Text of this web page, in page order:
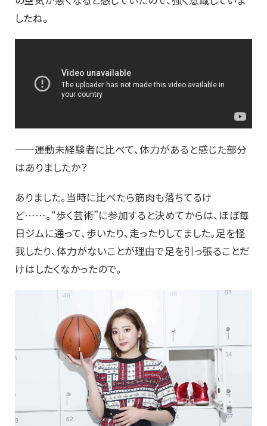
したね。
——運動未経験者に比べて、体力があると感じた部分
はありましたか？
ありました。当時に比べたら筋肉も落ちてるけ
ど……。“歩く芸術”に参加すると決めてからは、ほぼ毎
日ジムに通って、歩いたり、走ったりしてました。足を怪
我したり、体力がないことが理由で足を引っ張ることだ
けはしたくなかったので。